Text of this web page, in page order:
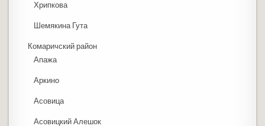
Хрипкова
Шемякина Гута
Комаричский район
Апажа
Аркино
Асовица
Асовицкий Алешок